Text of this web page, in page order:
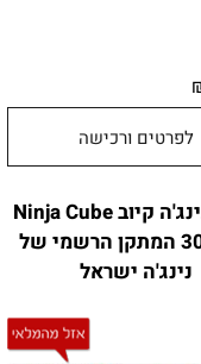
לפרטים ורכישה
מתקן נינג'ה קיוב Ninja Cube
303277 המתקן הרשמי של
נינג'ה ישראל